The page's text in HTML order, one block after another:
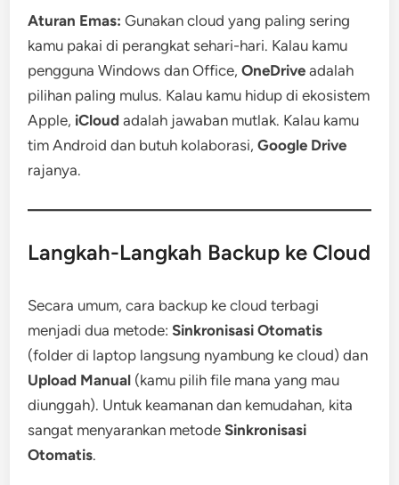
Aturan Emas: Gunakan cloud yang paling sering
kamu pakai di perangkat sehari-hari. Kalau kamu
pengguna Windows dan Office,OneDrive adalah
pilihan paling mulus. Kalau kamu hidup di ekosistem
Apple, iCloud adalah jawaban mutlak. Kalau kamu
tim Android dan butuh kolaborasi,Google Drive
rajanya.
Langkah-Langkah Backup ke Cloud
Secara umum, cara backup ke cloud terbagi
menjadi dua metode:Sinkronisasi Otomatis
(folder di laptop langsung nyambung ke cloud) dan
Upload Manual (kamu pilih file mana yang mau
diunggah). Untuk keamanan dan kemudahan, kita
sangat menyarankan metodeSinkronisasi
Otomatis.